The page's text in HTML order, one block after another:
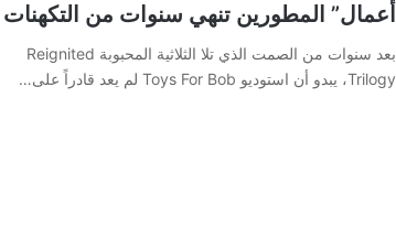
أعمال” المطورين تنهي سنوات من التكهنات
بعد سنوات من الصمت الذي تلا الثلاثية المحبوبة Reignited
Trilogy، يبدو أن استوديو Toys For Bob لم يعد قادراً على…